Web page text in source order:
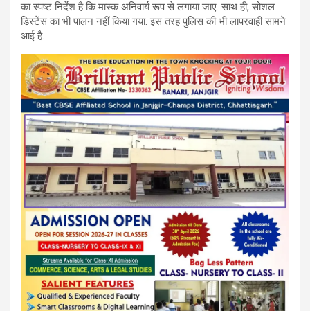
का स्पष्ट निर्देश है कि मास्क अनिवार्य रूप से लगाया जाए. साथ ही, सोशल
डिस्टेंस का भी पालन नहीं किया गया. इस तरह पुलिस की भी लापरवाही सामने
आई है.